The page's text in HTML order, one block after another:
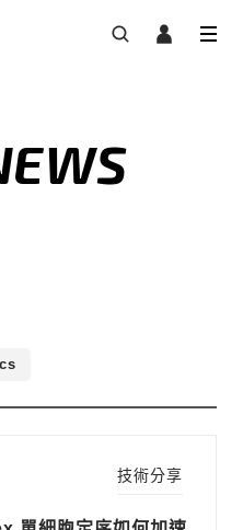
技術分享